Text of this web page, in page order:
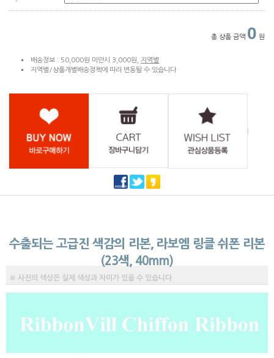
총 상품 금액 0 원
배송정보 : 50,000원 미만시 3,000원, 지역별
지역별/상품개별배송정책에 따라 변동될 수 있습니다
수출되는 고급진 색감의 리본, 라보엠 링클 쉬폰 리본
(23색, 40mm)
※ 사진의 색상은 실제 색상과 차이가 있을 수 있습니다